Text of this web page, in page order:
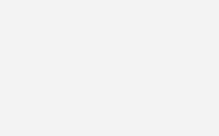
wieder das nächste versorgt Dusche,
Volumenstrom soll man jetzt ansetzen
fließen lassen um den Druckverlust zu
drei Verbraucher gleichzeitig versorgt?
Die Zeiten in denen der Sohn unter der
die Zähne bei fließendem Wasser putzt
Geschäft auch noch die